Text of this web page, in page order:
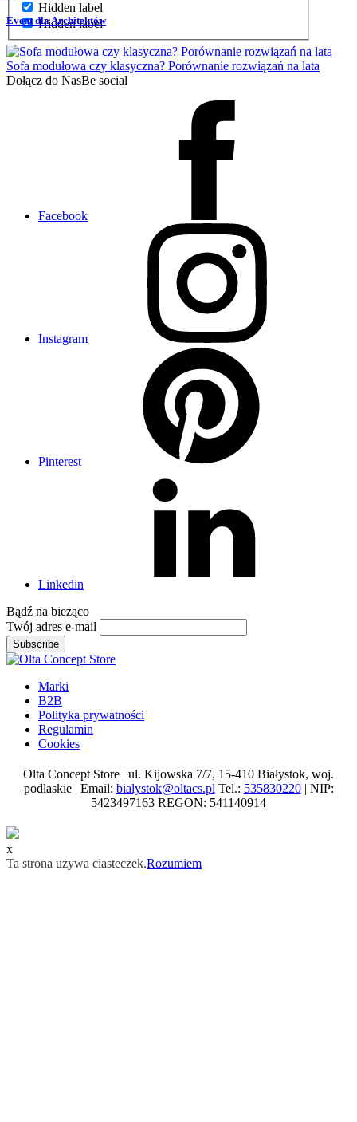
Hidden label
Hidden label
Event dla Architektów
Sofa modułowa czy klasyczna? Porównanie rozwiązań na lata
Dołącz do NasBe social
Facebook
Instagram
Pinterest
Linkedin
Bądź na bieżąco
Twój adres e-mail
Subscribe
Marki
B2B
Polityka prywatności
Regulamin
Cookies
Olta Concept Store | ul. Kijowska 7/7, 15-410 Białystok, woj.
podlaskie | Email: bialystok@oltacs.plTel.: 535830220| NIP:
5423497163 REGON: 541140914
x
Ta strona używa ciasteczek.Rozumiem